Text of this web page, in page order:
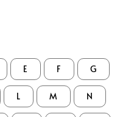
E F G
L M N